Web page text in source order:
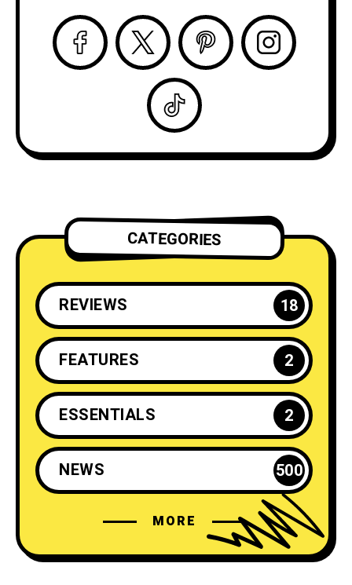
CATEGORIES
REVIEWS 18
FEATURES 2
ESSENTIALS 2
NEWS 500
MORE